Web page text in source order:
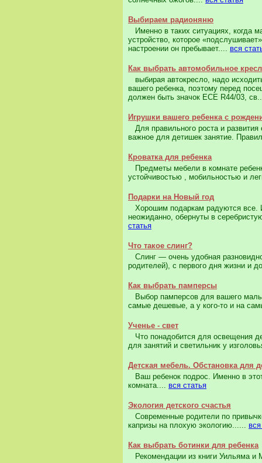
Выбираем радионяню
Именно в таких ситуациях, когда
устройство, которое
настроении он пребывает.... вся
Как выбрать автомобильное
выбирая автокресло, надо
вашего ребенка, поэтому перед
должен быть значок ECE R44/03,
Игрушки вашего ребенка с
Для правильного роста и развития
важное для детишек занятие.
Кроватка для ребенка
Предметы мебели в комнате
устойчивостью , мобильностью и
Подарки на Новый год
Хорошим подаркам радуются все.
неожиданно, обернуты в
статья
Что такое слинг?
Слинг — очень удобная
родителей), с первого дня жизни и
Как выбрать памперсы
Выбор памперсов для вашего
самые дешевые, а у кого-то и на
Ученье - свет
Что понадобится для освещения
для занятий и светильник у
Детская мебель. Обстановка для
Ваш ребенок подрос. Именно в
комната.... вся статья
Экология детского счастья
Современные родители по
капризы на плохую экологию......
Как выбрать ботинки для ребенка
Рекомендации из книги Уильяма и